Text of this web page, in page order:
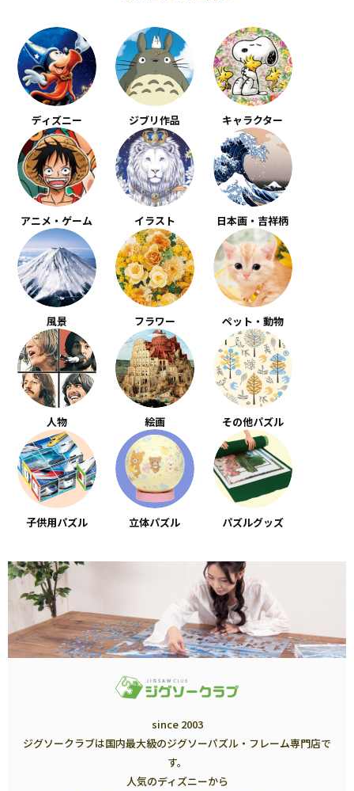
ディズニー ジブリ作品 キャラクター
アニメ・ゲーム イラスト 日本画・吉祥柄
風景 フラワー ペット・動物
人物 絵画 その他パズル
子供用パズル 立体パズル パズルグッズ
since 2003
ジグソークラブは国内最大級のジグソーパズル・フレーム専門店で
す。
人気のディズニーから